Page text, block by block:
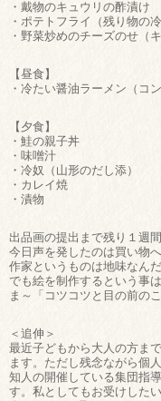
・戴物のキュウリの酢漬け
・ポテトフライ（残り物の冷
・野菜炒めのチーズのせ（
【昼食】
・冷たい醤油ラーメン（コン
【夕食】
・鮭の親子丼
・味噌汁
・冷奴（山形のだし添）
・カレイ焼
・漬物
出品画の提出まで残り１週
今日声を発したのは買い物
作家というものは地味なん
でも絵を制作するという事
ま～「コツコツと目の前の
＜追伸＞
最近子どもから大人の方ま
ます。ただし残念ながら個
知人の開催している集団指
す。私としてもお受けした